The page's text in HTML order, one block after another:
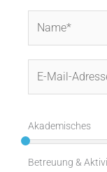
Mail-
Akademisches
Betreuung &